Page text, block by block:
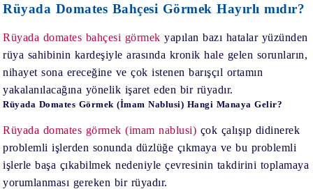
Rüyada Domates Bahçesi Görmek Hayırlı mıdır?
Rüyada domates bahçesi görmek yapılan bazı hatalar yüzünden
rüya sahibinin kardeşiyle arasında kronik hale gelen sorunların,
nihayet sona ereceğine ve çok istenen barışçıl ortamın
yakalanılacağına yönelik işaret eden bir rüyadır.
Rüyada Domates Görmek (İmam Nablusi) Hangi Manaya Gelir?
Rüyada domates görmek (imam nablusi) çok çalışıp didinerek
problemli işlerden sonunda düzlüğe çıkmaya ve bu problemli
işlerle başa çıkabilmek nedeniyle çevresinin takdirini toplamaya
yorumlanması gereken bir rüyadır.